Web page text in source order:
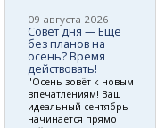
09 августа 2026
Совет дня — Еще
без планов на
осень? Время
действовать!
"Осень зовёт к новым
впечатлениям! Ваш
идеальный сентябрь
начинается прямо